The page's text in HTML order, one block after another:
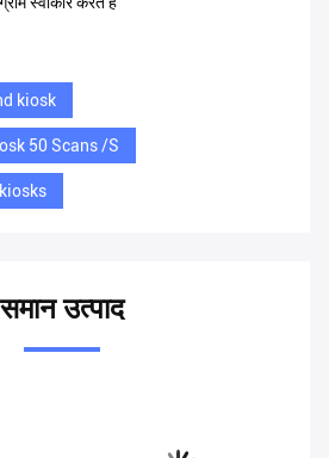
kiosk
50 Scans /S
समान उत्पाद